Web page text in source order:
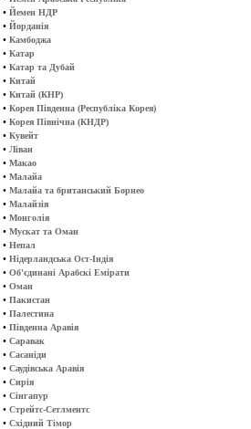
• Йемен НДР
• Йорданія
• Камбоджа
• Катар
• Катар та Дубай
• Китай
• Китай (КНР)
• Корея Південна (Республіка Корея)
• Корея Північна (КНДР)
• Кувейт
• Ліван
• Макао
• Малайа
• Малайа та британський Борнео
• Малайзія
• Монголія
• Мускат та Оман
• Непал
• Нідерландська Ост-Індія
• Об'єдинані Арабскі Емірати
• Оман
• Пакистан
• Палестина
• Південна Аравія
• Саравак
• Сасаніди
• Саудівська Аравія
• Сирія
• Сінгапур
• Стрейтс-Сетлментс
• Східний Тімор